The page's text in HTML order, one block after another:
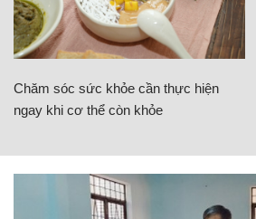
Chăm sóc sức khỏe cần thực hiện
ngay khi cơ thể còn khỏe